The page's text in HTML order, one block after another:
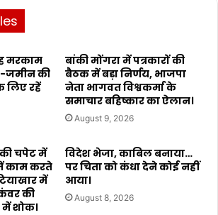
मरकाम
की
लिए रहें
बांकी मोंगरा में पत्रकारों की
बैठक में बड़ा निर्णय, भाजपा
नेता भागवत विश्वकर्मा के
समाचार बहिष्कार का ऐलान।
August 9, 2026
चपेट में
काम करते
में
की
में शोक।
विदेश भेजा, काबिल बनाया…
पर चिता को कंधा देने कोई नहीं
आया।
August 8, 2026